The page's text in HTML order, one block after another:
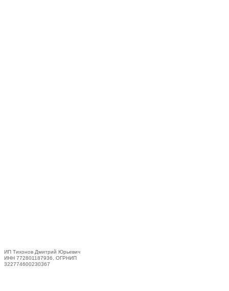
ИП Тихонов Дмитрий Юрьевич
ИНН 772801187936, ОГРНИП
322774600230367